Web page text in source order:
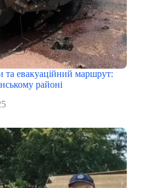
та евакуаційний маршрут:
районі